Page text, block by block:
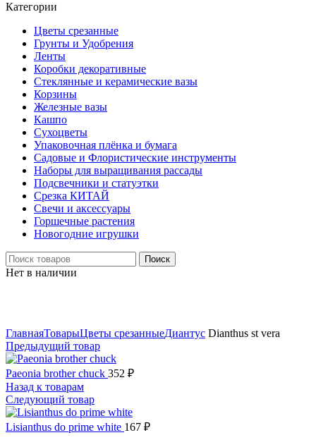
Категории
Цветы срезанные
Грунты и Удобрения
Ленты
Коробки декоративные
Стеклянные и керамические вазы
Корзины
Железные вазы
Кашпо
Сухоцветы
Упаковочная плёнка и бумага
Садовые и Флористические инструменты
Наборы для выращивания рассады
Подсвечники и статуэтки
Срезка КИТАЙ
Свечи и аксессуары
Горшечные растения
Новогодние игрушки
Поиск
Нет в наличии
ГлавнаяТоварыЦветы срезанныеДиантус Dianthus st vera
Предыдущий товар
Paeonia brother chuck 352 ₽
Назад к товарам
Следующий товар
Lisianthus do prime white 167 ₽